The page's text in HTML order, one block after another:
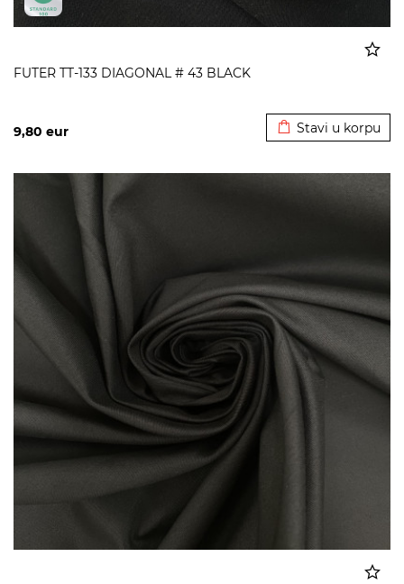
FUTER TT-133 DIAGONAL # 43 BLACK
9,80 eur Stavi u korpu